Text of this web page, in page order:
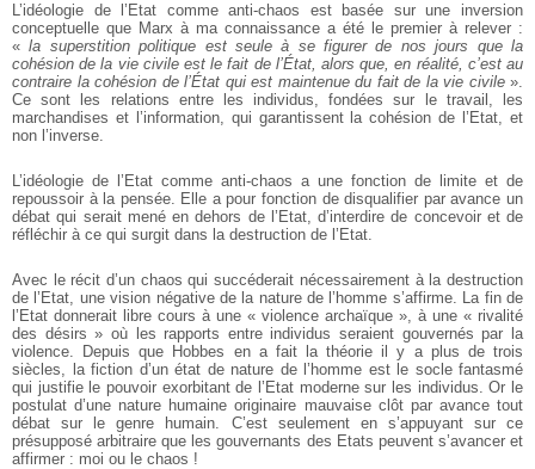
L’idéologie de l’Etat comme anti-chaos est basée sur une inversion
conceptuelle que Marx à ma connaissance a été le premier à relever :
«la superstition politique est seule à se figurer de nos jours que la
cohésion de la vie civile est le fait de l’État, alors que, en réalité, c’est au
contraire la cohésion de l’État qui est maintenue du fait de la vie civile».
Ce sont les relations entre les individus, fondées sur le travail, les
marchandises et l’information, qui garantissent la cohésion de l’Etat, et
non l’inverse.
L’idéologie de l’Etat comme anti-chaos a une fonction de limite et de
repoussoir à la pensée. Elle a pour fonction de disqualifier par avance un
débat qui serait mené en dehors de l’Etat, d’interdire de concevoir et de
réfléchir à ce qui surgit dans la destruction de l’Etat.
Avec le récit d’un chaos qui succéderait nécessairement à la destruction
de l’Etat, une vision négative de la nature de l’homme s’affirme. La fin de
l’Etat donnerait libre cours à une « violence archaïque », à une « rivalité
des désirs » où les rapports entre individus seraient gouvernés par la
violence. Depuis que Hobbes en a fait la théorie il y a plus de trois
siècles, la fiction d’un état de nature de l’homme est le socle fantasmé
qui justifie le pouvoir exorbitant de l’Etat moderne sur les individus. Or le
postulat d’une nature humaine originaire mauvaise clôt par avance tout
débat sur le genre humain. C’est seulement en s’appuyant sur ce
présupposé arbitraire que les gouvernants des Etats peuvent s’avancer et
affirmer : moi ou le chaos !